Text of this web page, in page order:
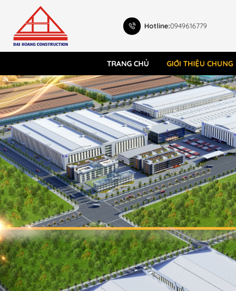
Hotline:0949616779
TRANG CHỦ GIỚI THIỆU CHUNG